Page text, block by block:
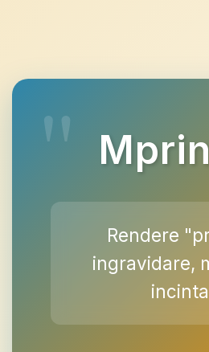
Rendere
ingravidare,
incinta